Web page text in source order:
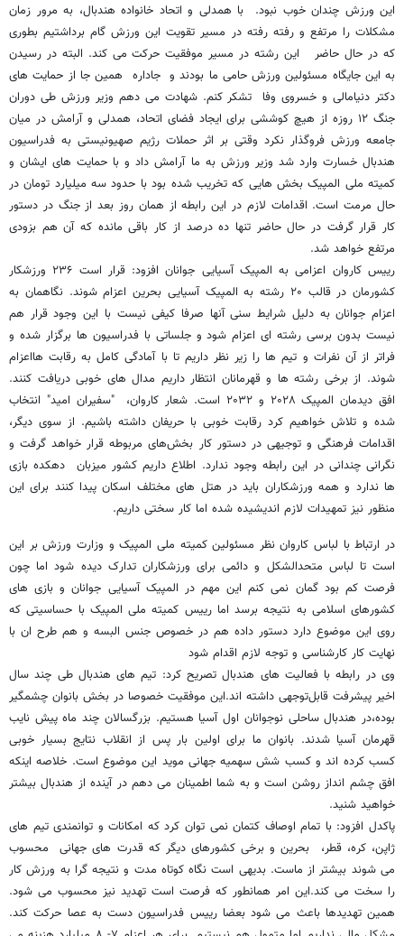
این ورزش چندان خوب نبود. با همدلی و اتحاد خانواده هندبال، به مرور زمان
مشکلات را مرتفع و رفته رفته در مسیر تقویت این ورزش گام برداشتیم بطوری
که در حال حاضر این رشته در مسیر موفقیت حرکت می کند. البته در رسیدن
به این جایگاه مسئولین ورزش حامی ما بودند و جاداره همین جا از حمایت های
دکتر دنیامالی و خسروی وفا تشکر کنم. شهادت می دهم وزیر ورزش طی دوران
جنگ ۱۲ روزه از هیچ کوششی برای ایجاد فضای اتحاد، همدلی و آرامش در میان
جامعه ورزش فروگذار نکرد وقتی بر اثر حملات رژیم صهیونیستی به فدراسیون
هندبال خسارت وارد شد وزیر ورزش به ما آرامش داد و با حمایت های ایشان و
کمیته ملی المپیک بخش هایی که تخریب شده بود با حدود سه میلیارد تومان در
حال مرمت است. اقدامات لازم در این رابطه از همان روز بعد از جنگ در دستور
کار قرار گرفت در حال حاضر تنها ده درصد از کار باقی مانده که آن هم بزودی
مرتفع خواهد شد.
رییس کاروان اعزامی به المپیک آسیایی جوانان افزود: قرار است ۲۳۶ ورزشکار
کشورمان در قالب ۲۰ رشته به المپیک آسیایی بحرین اعزام شوند. نگاهمان به
اعزام جوانان به دلیل شرایط سنی آنها صرفا کیفی نیست با این وجود قرار هم
نیست بدون برسی رشته ای اعزام شود و جلساتی با فدراسیون ها برگزار شده و
فراتر از آن نفرات و تیم ها را زیر نظر داریم تا با آمادگی کامل به رقابت هااعزام
شوند. از برخی رشته ها و قهرمانان انتظار داریم مدال های خوبی دریافت کنند.
افق دیدمان المپیک ۲۰۲۸ و ۲۰۳۲ است. شعار کاروان، "سفیران امید" انتخاب
شده و تلاش خواهیم کرد رقابت خوبی با حریفان داشته باشیم. از سوی دیگر،
اقدامات فرهنگی و توجیهی در دستور کار بخش‌های مربوطه قرار خواهد گرفت و
نگرانی چندانی در این رابطه وجود ندارد. اطلاع داریم کشور میزبان دهکده بازی
ها ندارد و همه ورزشکاران باید در هتل های مختلف اسکان پیدا کنند برای این
منظور نیز تمهیدات لازم اندیشیده شده اما کار سختی داریم.
در ارتباط با لباس کاروان نظر مسئولین کمیته ملی المپیک و وزارت ورزش بر این
است تا لباس متحدالشکل و دائمی برای ورزشکاران تدارک دیده شود اما چون
فرصت کم بود گمان نمی کنم این مهم در المپیک آسیایی جوانان و بازی های
کشورهای اسلامی به نتیجه برسد اما رییس کمیته ملی المپیک با حساسیتی که
روی این موضوع دارد دستور داده هم در خصوص جنس البسه و هم طرح ان با
نهایت کار کارشناسی و توجه لازم اقدام شود
وی در رابطه با فعالیت های هندبال تصریح کرد: تیم های هندبال طی چند سال
اخیر پیشرفت قابل‌توجهی داشته اند.این موفقیت خصوصا در بخش بانوان چشمگیر
بوده،در هندبال ساحلی نوجوانان اول آسیا هستیم. بزرگسالان چند ماه پیش نایب
قهرمان آسیا شدند. بانوان ما برای اولین بار پس از انقلاب نتایج بسیار خوبی
کسب کرده اند و کسب شش سهمیه جهانی موید این موضوع است. خلاصه اینکه
افق چشم انداز روشن است و به شما اطمینان می دهم در آینده از هندبال بیشتر
خواهید شنید.
پاکدل افزود: با تمام اوصاف کتمان نمی توان کرد که امکانات و توانمندی تیم های
ژاپن، کره، قطر، بحرین و برخی کشورهای دیگر که قدرت های جهانی محسوب
می شوند بیشتر از ماست. بدیهی است نگاه کوتاه مدت و نتیجه گرا به ورزش کار
را سخت می کند.این امر همانطور که فرصت است تهدید نیز محسوب می شود.
همین تهدیدها باعث می شود بعضا رییس فدراسیون دست به عصا حرکت کند.